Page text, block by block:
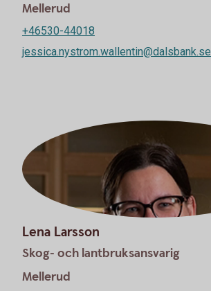
Mellerud
+46530-44018
jessica.nystrom.wallentin@dalsbank.se
Lena Larsson
Skog- och lantbruksansvarig
Mellerud